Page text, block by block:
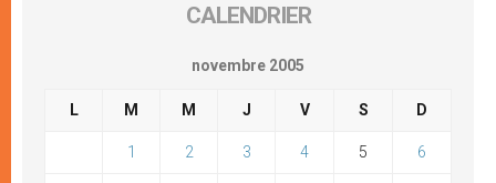
CALENDRIER
novembre 2005
L M M J V S D
1 2 3 4 5 6